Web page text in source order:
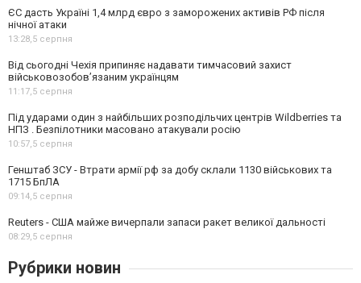
ЄС дасть Україні 1,4 млрд євро з заморожених активів РФ після
нічної атаки
13:28,5 серпня
Від сьогодні Чехія припиняє надавати тимчасовий захист
військовозобов’язаним українцям
11:17,5 серпня
Під ударами один з найбільших розподільчих центрів Wildberries та
НПЗ . Безпілотники масовано атакували росію
10:57,5 серпня
Генштаб ЗСУ - Втрати армії рф за добу склали 1130 військових та
1715 БпЛА
09:14,5 серпня
Reuters - США майже вичерпали запаси ракет великої дальності
08:29,5 серпня
Рубрики новин